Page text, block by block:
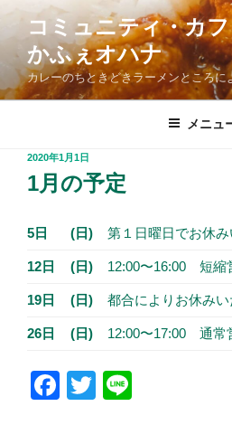
コ
ツ
コミュニティ・カ
かふぇオハナ
カレーのちときどきラーメンところに
メニュ
投
日:
2020年1月1日
1月の予定
5日 (日) 第１日曜日でお休み
12日 (日) 12:00〜16:00 短縮
19日 (日) 都合によりお休みい
26日 (日) 12:00〜17:00 通常
F
T